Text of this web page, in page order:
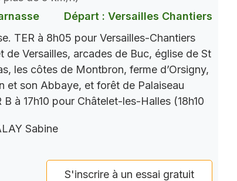
Départ : Versailles Chantiers
TER à 8h05 pour Versailles-Chantiers
de Versailles, arcades de Buc, église de St
les côtes de Montbron, ferme d’Orsigny,
et son Abbaye, et forêt de Palaiseau
à 17h10 pour Châtelet-les-Halles (18h10
Sabine
S'inscrire à un essai gratuit